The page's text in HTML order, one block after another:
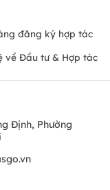
đăng ký hợp tác
về Đầu tư & Hợp tác
Định, Phường